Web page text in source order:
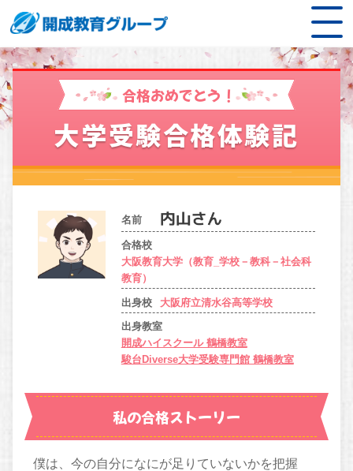
合格おめでとう！
大学受験合格体験記
名前
合格校
大阪教育大学（教育_学校－教科－社会科
教育）
出身校 大阪府立清水谷高等学校
出身教室
開成ハイスクール 鶴橋教室
駿台Diverse大学受験専門館 鶴橋教室
私の合格ストーリー
僕は、今の自分になにが足りていないかを把握